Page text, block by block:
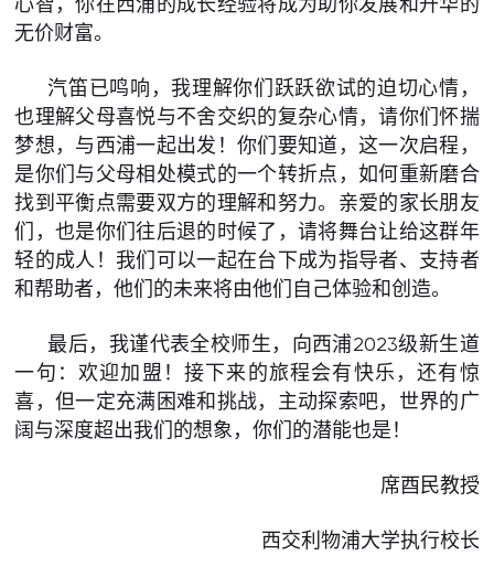
无价财富。
汽笛已鸣响，我理解你们跃跃欲试的迫切心情，
也理解父母喜悦与不舍交织的复杂心情，请你们怀揣
梦想，与西浦一起出发！你们要知道，这一次启程，
是你们与父母相处模式的一个转折点，如何重新磨合
找到平衡点需要双方的理解和努力。亲爱的家长朋友
们，也是你们往后退的时候了，请将舞台让给这群年
轻的成人！我们可以一起在台下成为指导者、支持者
和帮助者，他们的未来将由他们自己体验和创造。
最后，我谨代表全校师生，向西浦2023级新生道
一句：欢迎加盟！接下来的旅程会有快乐，还有惊
喜，但一定充满困难和挑战，主动探索吧，世界的广
阔与深度超出我们的想象，你们的潜能也是！
席酉民教授
西交利物浦大学执行校长